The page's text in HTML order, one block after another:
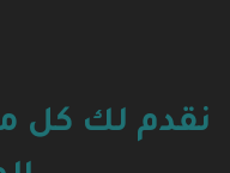
نقدم لك كل